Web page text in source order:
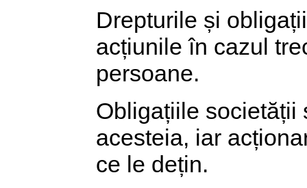
Drepturile și
acțiunile în cazul
persoane.
Obligațiile societății
acesteia, iar
ce le dețin.